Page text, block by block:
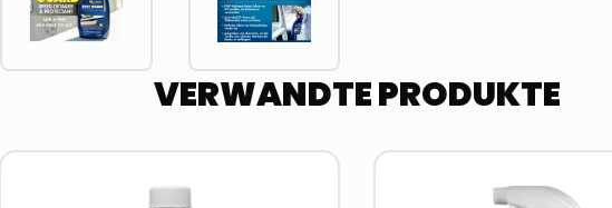
VERWANDTE PRODUKTE
Read
Read